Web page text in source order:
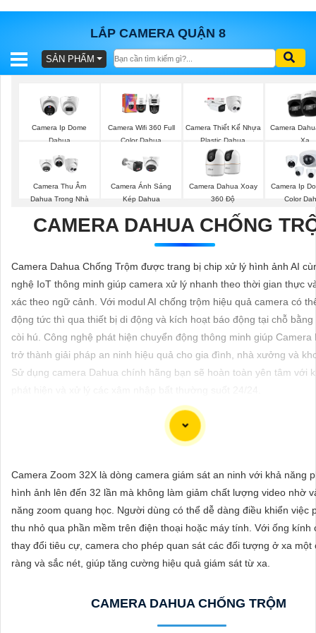
LẮP CAMERA QUẬN 8
BÁO
TRỌN
SẢN
PHẨM
TƯ
VẤN
LẮP
ĐẶT
TƯ
VỤ
SẢN PHẨM
Camera Ip Dome
Dahua
Camera Wifi 360 Full
Color Dahua
Camera Thiết Kế Nhựa
Plastic Dahua
Camera
Xa
Camera Thu Âm
Dahua Trong Nhà
Camera Ánh Sáng
Kép Dahua
Camera Dahua Xoay
360 Độ
Camera Ip
Color
CAMERA DAHUA CHỐNG
Camera Dahua Chống Trộm được trang bị chip xử lý hình ảnh AI
nghệ IoT thông minh giúp camera xử lý nhanh theo thời gian thực
xác theo ngữ cảnh. Với modul AI chống trộm hiệu quả camera có
động tức thì qua thiết bị di động và kích hoạt báo động tại chỗ bằng
còi hú. Công nghệ phát hiện chuyển động thông minh giúp Camera
trở thành giải pháp an ninh hiệu quả cho gia đình, nhà xưởng và
Sử dụng camera Dahua chính hãng bạn sẽ hoàn toàn yên tâm với
ảnh sắc nét, bạn có thể sử dụng câu tư vấn sau đây:
hẹn đáp ứng mọi nhu cầu giám sát của bạn. Đừng ngần ngại trải
Camera Zoom 32X là dòng camera giám sát an ninh với khả năng
hình ảnh lên đến 32 lần mà không làm giảm chất lượng video nhờ
năng zoom quang học. Người dùng có thể dễ dàng điều khiển việc
thu nhỏ qua phần mềm trên điện thoại hoặc máy tính. Với ống kính
thay đổi tiêu cự, camera cho phép quan sát các đối tượng ở xa một
ràng và sắc nét, giúp tăng cường hiệu quả giám sát từ xa.
CAMERA DAHUA CHỐNG TRỘM